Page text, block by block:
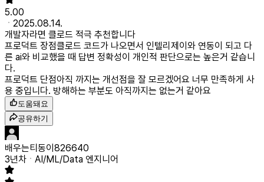
5.00
2025.08.14.
개발자라면 클로드 적극 추천합니다
프로덕트 장점클로드 코드가 나오면서 인텔리제이와 연동이 되고 다
른 ai와 비교했을 때 답변 정확성이 개인적 판단으로는 높은거 같습니
다.
프로덕트 단점아직 까지는 개선점을 잘 모르겠어요 너무 만족하게 사
용 중입니다. 방해하는 부분도 아직까지는 없는거 같아요
도움돼요
공유하기
배우는티동이826640
3년차
AI/ML/Data 엔지니어